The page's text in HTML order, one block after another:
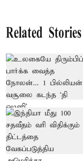
Related Stories